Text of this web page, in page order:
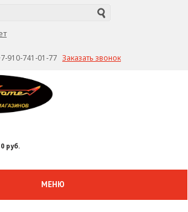
910-741-01-77 Заказать звонок
0 руб.
МЕНЮ